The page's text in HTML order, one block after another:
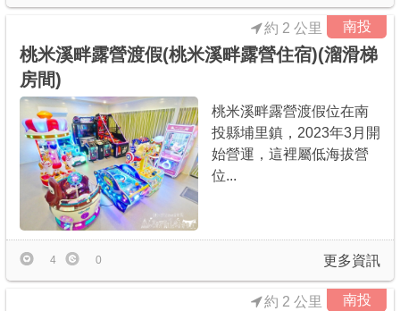
南投
約 2 公里
桃米溪畔露營渡假(桃米溪畔露營住宿)(溜滑梯
房間)
桃米溪畔露營渡假位在南
投縣埔里鎮，2023年3月開
始營運，這裡屬低海拔營
位...
更多資訊
4 0
南投
約 2 公里